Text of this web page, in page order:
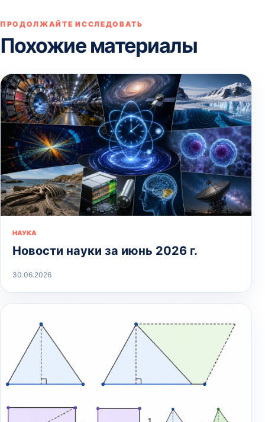
ПРОДОЛЖАЙТЕ ИССЛЕДОВАТЬ
Похожие материалы
НАУКА
Новости науки за июнь 2026 г.
30.06.2026